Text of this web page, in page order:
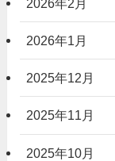
2026年2月
2026年1月
2025年12月
2025年11月
2025年10月